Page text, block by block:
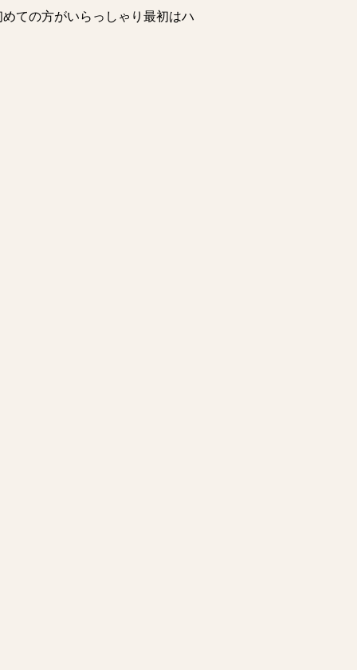
ての方がいらっしゃり最初はハ